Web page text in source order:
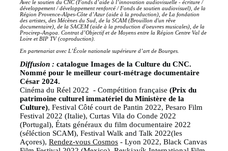
Avec le soutien du CNC (Fonds d’aide à l’innovation audiovisuelle - écriture /
développement / développement renforcé / Fonds de soutien audiovisuel), de la
Région Provence-Alpes-Côte d’Azur (aide à la production), de La fondation
des artistes, des Mécènes du Sud, de la SCAM (Brouillon d'un rêve
documentaire), de la SACEM (aide à la production d'oeuvres musicales), de la
Procirep-Angoa. Contrat d’Objectif et de Moyens entre la Région Centre Val de
Loire et BIP TV (coproduction).
En partenariat avec L’École nationale supérieure d’art de Bourges.
Diffusion : catalogue Images de la Culture du CNC.
Nommé pour le meilleur court-métrage documentaire
César 2024.
Cinéma du Réel 2022 - Compétition française(Prix du
patrimoine culturel immatériel du Ministère de la
Culture), Festival Côté court de Pantin 2022, Pesaro Film
Festival 2022 (Italie), Curtas Vila do Conde 2022
(Portugal), États généraux du film documentaire 2022
(séléction SCAM), Festival Walk and Talk 2022(les
Açores),Rendez-vous Cosmos - Lyon 2022, Black Canvas